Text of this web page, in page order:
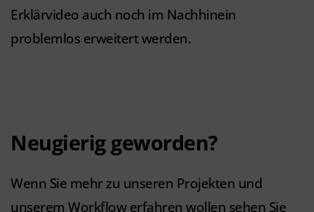
Erklärvideo auch noch im Nachhinein
problemlos erweitert werden.
Neugierig geworden?
Wenn Sie mehr zu unseren Projekten und
unserem Workflow erfahren wollen sehen Sie